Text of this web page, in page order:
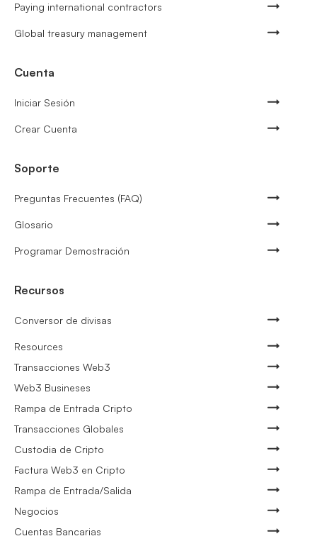
Paying international contractors
Global treasury management
Cuenta
Iniciar Sesión
Crear Cuenta
Soporte
Preguntas Frecuentes (FAQ)
Glosario
Programar Demostración
Recursos
Conversor de divisas
Resources
Transacciones Web3
Web3 Busineses
Rampa de Entrada Cripto
Transacciones Globales
Custodia de Cripto
Factura Web3 en Cripto
Rampa de Entrada/Salida
Negocios
Cuentas Bancarias